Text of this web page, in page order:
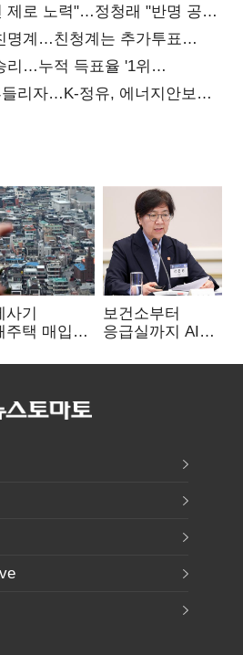
제로 노력"…정청래 "반명 공세
명계…친청계는 추가투표
리…누적 득표율 '1위
리자…K-정유, 에너지안보
사기
주택 매입
피해자
보건소부터
응급실까지 AI
혁신 본격화